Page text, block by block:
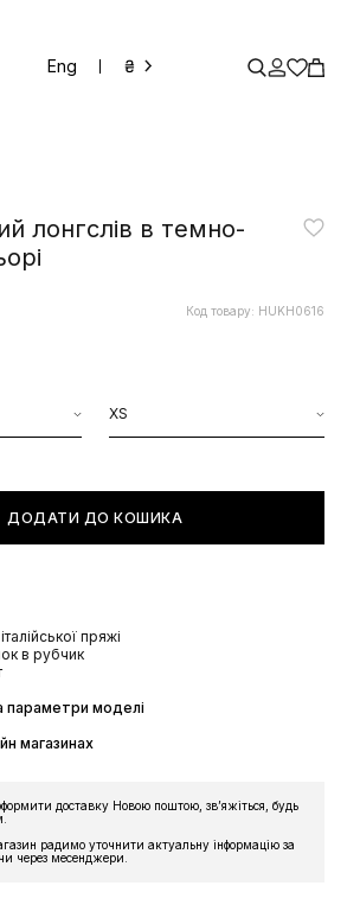
Eng ₴
лонгслів в темно-
Код товару: HUKH0616
XS
ДОДАТИ ДО КОШИКА
пряжі
в рубчик
параметри моделі
магазинах
доставку Новою поштою, звʼяжіться, будь
радимо уточнити актуальну інформацію за
через месенджери.